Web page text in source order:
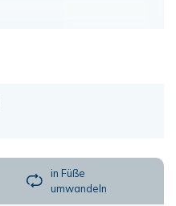
in Füße
umwandeln